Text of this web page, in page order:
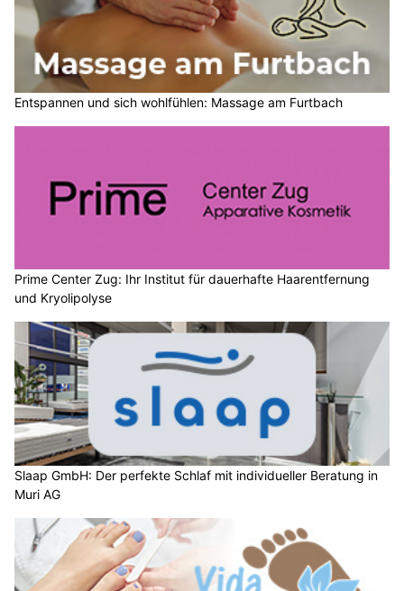
Entspannen und sich wohlfühlen: Massage am Furtbach
Prime Center Zug: Ihr Institut für dauerhafte Haarentfernung
und Kryolipolyse
Slaap GmbH: Der perfekte Schlaf mit individueller Beratung in
Muri AG